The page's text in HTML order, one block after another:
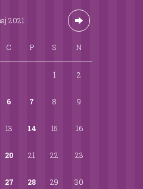
2021
C P S N
1 2
6 7 8 9
13 14 15 16
20 21 22 23
27 28 29 30